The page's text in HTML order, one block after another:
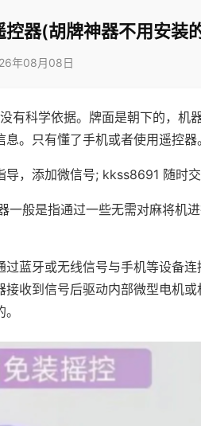
器(胡牌神器不用安装
年08月08日
有科学依据。牌面是朝下的，机
。只有懂了手机或者使用遥控器。
，添加微信号; kkss8691 随时交
一般是指通过一些无需对麻将机
蓝牙或无线信号与手机等设备
收到信号后驱动内部微型电机或